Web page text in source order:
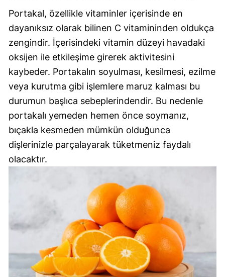
Portakal, özellikle vitaminler içerisinde en
dayanıksız olarak bilinen C vitamininden oldukça
zengindir. İçerisindeki vitamin düzeyi havadaki
oksijen ile etkileşime girerek aktivitesini
kaybeder. Portakalın soyulması, kesilmesi, ezilme
veya kurutma gibi işlemlere maruz kalması bu
durumun başlıca sebeplerindendir. Bu nedenle
portakalı yemeden hemen önce soymanız,
bıçakla kesmeden mümkün olduğunca
dişlerinizle parçalayarak tüketmeniz faydalı
olacaktır.